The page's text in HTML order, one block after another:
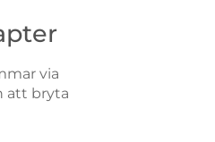
via
att bryta